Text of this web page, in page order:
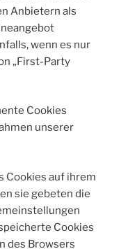
Anbietern als
wenn es nur
„First-Party
Cookies
unserer
Cookies auf ihrem
sie gebeten die
Cookies
des Browsers